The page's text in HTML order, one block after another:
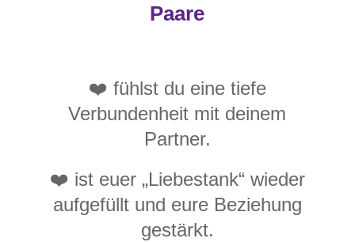
Paare
❤️ fühlst du eine tiefe
Verbundenheit mit deinem
Partner.
❤️ ist euer „Liebestank“ wieder
aufgefüllt und eure Beziehung
gestärkt.